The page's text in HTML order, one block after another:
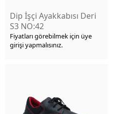
Dip İşçi Ayakkabısı Deri
S3 NO:42
Fiyatları görebilmek için üye
girişi yapmalısınız.